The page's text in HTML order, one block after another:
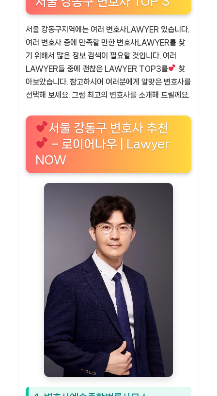
서울 강동구지역에는 여러 변호사LAWYER 있습니다.
여러 변호사 중에 만족할 만한 변호사LAWYER를 찾
기 위해서 많은 정보 검색이 필요할 것입니다. 여러
LAWYER들 중에 괜찮은 LAWYER TOP3를
찾
아보았습니다. 참고하시어 여러분에게 알맞은 변호사를
선택해 보세요. 그럼 최고의 변호사를 소개해 드릴께요.
서울 강동구 변호사 추천
– 로이어나우 | Lawyer
NOW